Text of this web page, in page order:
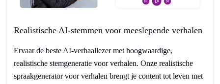
Realistische AI-stemmen voor meeslepende verhalen
Ervaar de beste AI-verhaallezer met hoogwaardige,
realistische stemgeneratie voor verhalen. Onze realistische
spraakgenerator voor verhalen brengt je content tot leven met